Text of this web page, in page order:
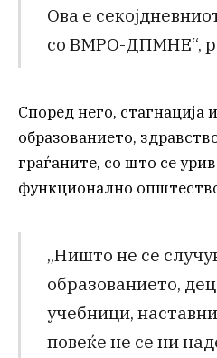
Ова е
со ВМРО-ДПМНЕ“,
Според него, стагнација
образованието,
граѓаните, со што се
функционално
„Ништо не се
образованието,
учебници,
повеќе не се ни